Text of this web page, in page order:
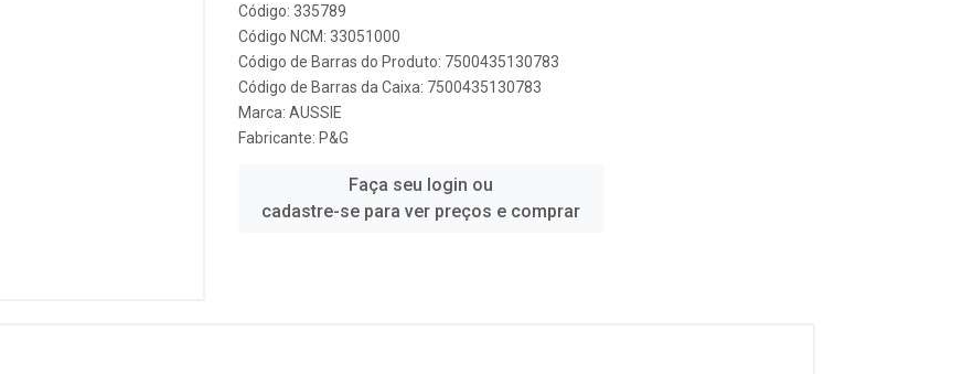
Código: 335789
Código NCM: 33051000
Código de Barras do Produto: 7500435130783
Código de Barras da Caixa: 7500435130783
Marca: AUSSIE
Fabricante: P&G
Faça seu login ou
cadastre-se para ver preços e comprar